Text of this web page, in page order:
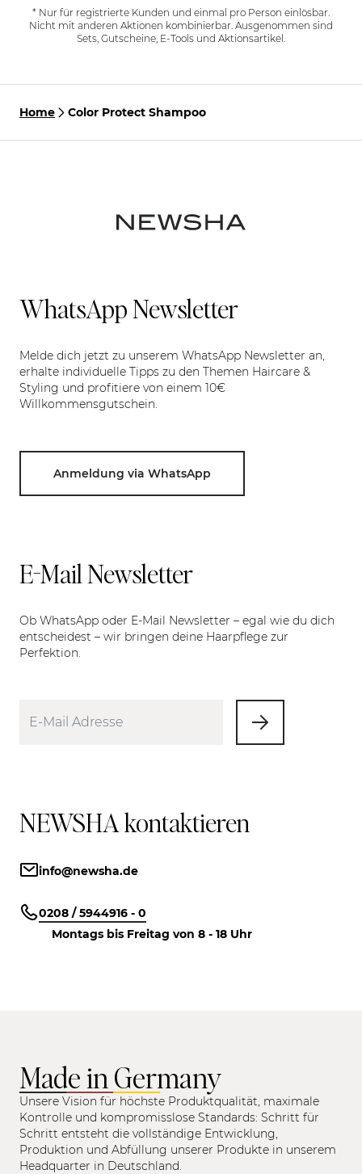
* Nur für registrierte Kunden und einmal pro Person einlösbar.
Nicht mit anderen Aktionen kombinierbar. Ausgenommen sind
Sets, Gutscheine, E-Tools und Aktionsartikel.
Home Color Protect Shampoo
WhatsApp Newsletter
Melde dich jetzt zu unserem WhatsApp Newsletter an,
erhalte individuelle Tipps zu den Themen Haircare &
Styling und profitiere von einem 10€
Willkommensgutschein.
Anmeldung via WhatsApp
E-Mail Newsletter
Ob WhatsApp oder E-Mail Newsletter – egal wie du dich
entscheidest – wir bringen deine Haarpflege zur
Perfektion.
NEWSHA kontaktieren
info@newsha.de
0208 / 5944916 - 0
Montags bis Freitag von 8 - 18 Uhr
Made in Germany
Unsere Vision für höchste Produktqualität, maximale
Kontrolle und kompromisslose Standards: Schritt für
Schritt entsteht die vollständige Entwicklung,
Produktion und Abfüllung unserer Produkte in unserem
Headquarter in Deutschland.